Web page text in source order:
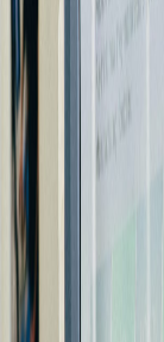
a los
o servicios
Agricultura y
Mercadeo, indica
para negociar y
sean bancos,
llevan a cabo una
del mercado.
permite
cuenta más
del
de decisión
en el mercadeo
del